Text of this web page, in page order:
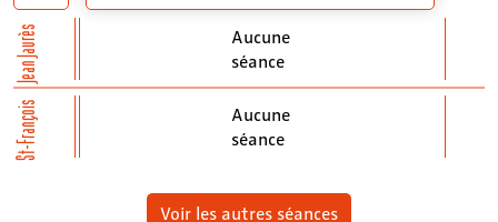
Jean Jaurès
St-François
Aucune
séance
Aucune
séance
Voir les autres séances